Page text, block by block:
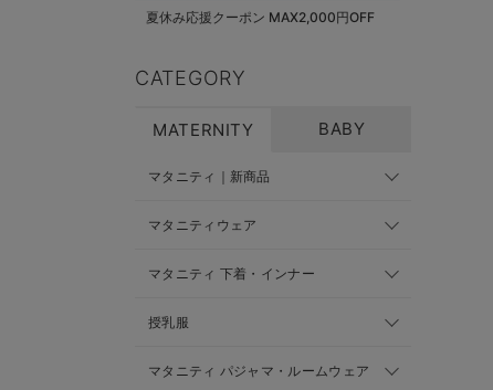
夏休み応援クーポン MAX2,000円OFF
CATEGORY
MATERNITY BABY
マタニティ｜新商品
マタニティウェア
マタニティ 下着・インナー
授乳服
マタニティ パジャマ・ルームウェア